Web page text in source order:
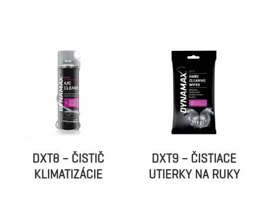
DXT8 – ČISTIČ
KLIMATIZÁCIE
DXT9 – ČISTIACE
UTIERKY NA RUKY